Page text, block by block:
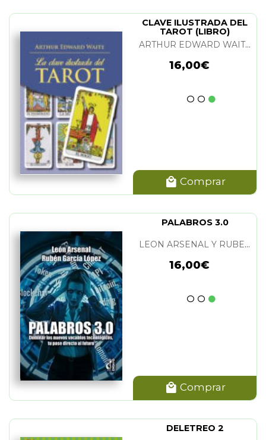
CLAVE ILUSTRADA DEL
TAROT (LIBRO)
ARTHUR EDWARD WAITE
16,00€
Comprar
PALABROS 3.0
LEON ARSENAL Y RUBEN GARCIA LOPEZ
16,00€
Comprar
DELETREO 2